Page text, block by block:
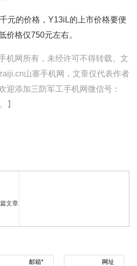
元的价格，Y13iL的上市价格要便
价格仅750元左右。
机网所有，未经许可不得转载。文
山寨手机网，文章仅代表作者
迎添加三防军工手机网微信号：
】
文章
邮箱* 网址